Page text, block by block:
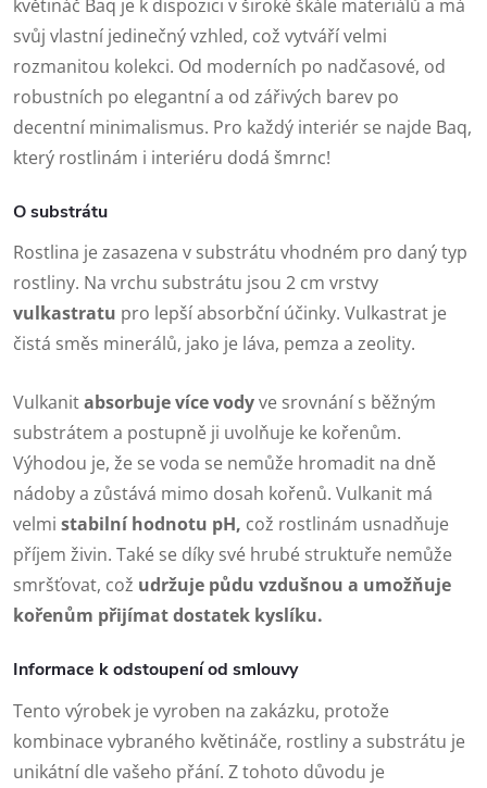
květináč Baq je k dispozici v široké škále materiálů a má
svůj vlastní jedinečný vzhled, což vytváří velmi
rozmanitou kolekci. Od moderních po nadčasové, od
robustních po elegantní a od zářivých barev po
decentní minimalismus. Pro každý interiér se najde Baq,
který rostlinám i interiéru dodá šmrnc!
O substrátu
Rostlina je zasazena v substrátu vhodném pro daný typ
rostliny. Na vrchu substrátu jsou 2 cm vrstvy
vulkastratu pro lepší absorbční účinky. Vulkastrat je
čistá směs minerálů, jako je láva, pemza a zeolity.
Vulkanitabsorbuje více vodyve srovnání s běžným
substrátem a postupně ji uvolňuje ke kořenům.
Výhodou je, že se voda se nemůže hromadit na dně
nádoby a zůstává mimo dosah kořenů. Vulkanit má
velmi stabilní hodnotu pH, což rostlinám usnadňuje
příjem živin. Také se díky své hrubé struktuře nemůže
smršťovat, což udržuje půdu vzdušnou a umožňuje
kořenům přijímat dostatek kyslíku.
Informace k odstoupení od smlouvy
Tento výrobek je vyroben na zakázku, protože
kombinace vybraného květináče, rostliny a substrátu je
unikátní dle vašeho přání. Z tohoto důvodu je